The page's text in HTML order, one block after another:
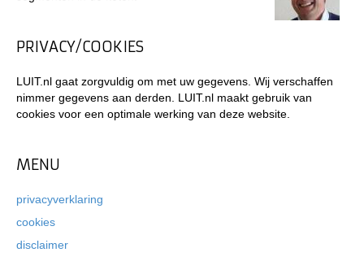
PRIVACY/COOKIES
LUIT.nl gaat zorgvuldig om met uw gegevens. Wij verschaffen
nimmer gegevens aan derden. LUIT.nl maakt gebruik van
cookies voor een optimale werking van deze website.
MENU
privacyverklaring
cookies
disclaimer